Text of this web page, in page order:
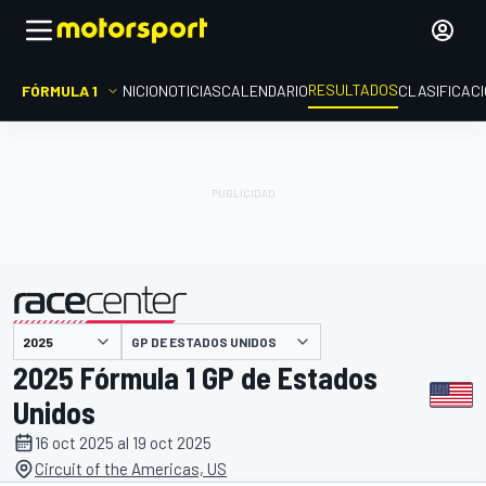
FÓRMULA 1 INICIONOTICIASCALENDARIORESULTADOS
presentado por GP DE ESTADOS UNIDOS
2025 Fórmula 1 GP de Estados
Unidos
16 oct 2025 al 19 oct 2025
Circuit of the Americas, US